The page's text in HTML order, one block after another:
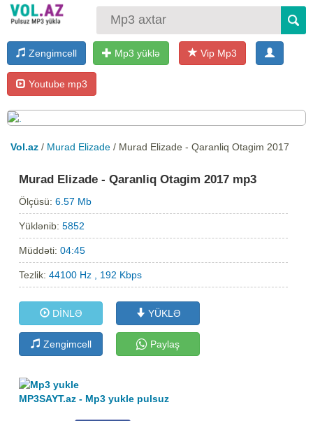
Zengimcell Mp3 yüklə Vip Mp3
Youtube mp3
Vol.az / Murad Elizade / Murad Elizade - Qaranliq Otagim 2017
Murad Elizade - Qaranliq Otagim 2017 mp3
Ölçüsü:6.57 Mb
Yüklənib:5852
Müddəti:04:45
Tezlik:44100 Hz , 192 Kbps
DİNLƏ YÜKLƏ
Zengimcell Paylaş
MP3SAYT.az - Mp3 yukle pulsuz